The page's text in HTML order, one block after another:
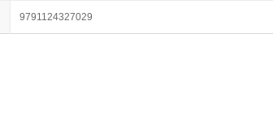
9791124327029